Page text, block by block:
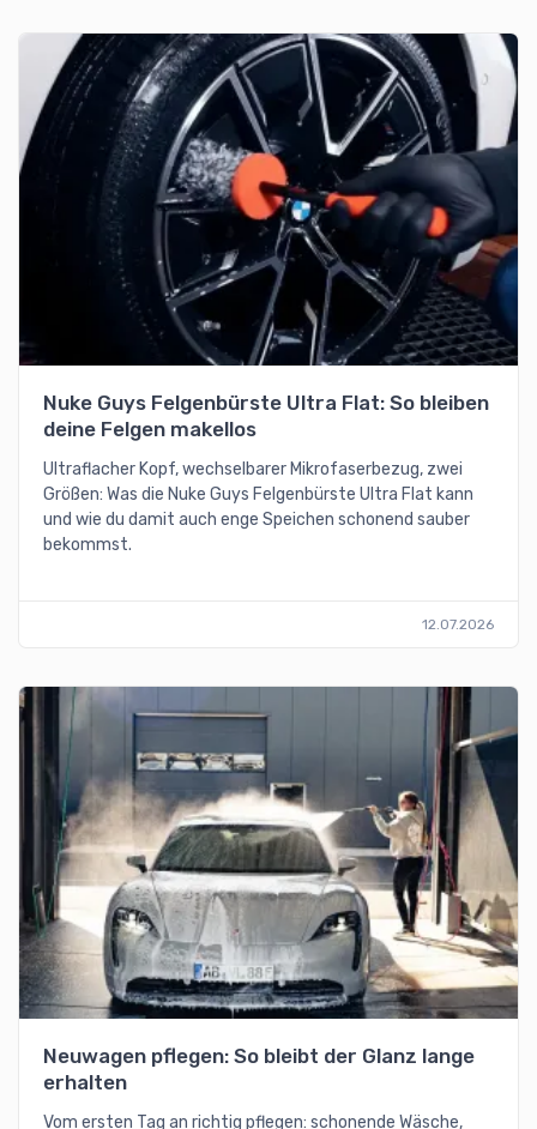
Nuke Guys Felgenbürste Ultra Flat: So bleiben
deine Felgen makellos
Ultraflacher Kopf, wechselbarer Mikrofaserbezug, zwei
Größen: Was die Nuke Guys Felgenbürste Ultra Flat kann
und wie du damit auch enge Speichen schonend sauber
bekommst.
12.07.2026
Neuwagen pflegen: So bleibt der Glanz lange
erhalten
Vom ersten Tag an richtig pflegen: schonende Wäsche,